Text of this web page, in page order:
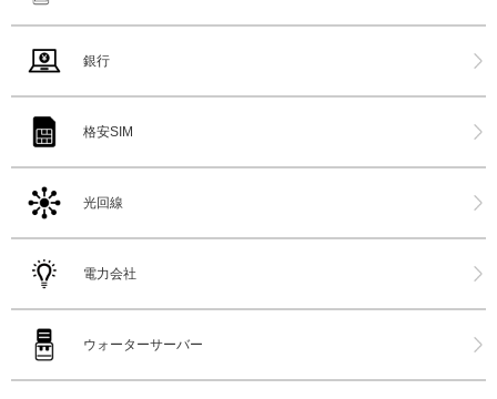
銀行
格安SIM
光回線
電力会社
ウォーターサーバー